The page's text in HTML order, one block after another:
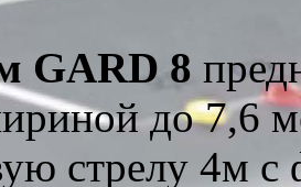
GARD 8
до 7,6
стрелу 4м с